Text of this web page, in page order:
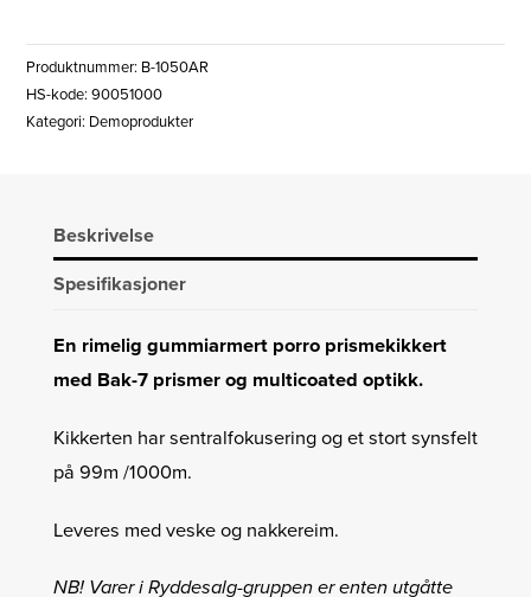
PORROPRISMEKIKKERT
(DEMO)
antall
Produktnummer: B-1050AR
HS-kode: 90051000
Kategori: Demoprodukter
Beskrivelse
Spesifikasjoner
En rimelig gummiarmert porro prismekikkert
med Bak-7 prismer og multicoated optikk.
Kikkerten har sentralfokusering og et stort synsfelt
på 99m /1000m.
Leveres med veske og nakkereim.
NB! Varer i Ryddesalg-gruppen er enten utgåtte